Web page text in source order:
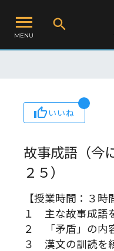
MENU
いいね
故事成語（今
２５）
【授業時間：３時
１ 主な故事成語
２ 「矛盾」の内
３ 漢文の訓読を